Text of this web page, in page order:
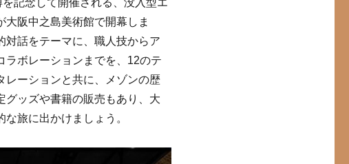
記念して開催される、没入型エ
阪中之島美術館で開幕しま
対話をテーマに、職人技からア
ラボレーションまでを、12のテ
レーションと共に、メゾンの歴
グッズや書籍の販売もあり、大
旅に出かけましょう。